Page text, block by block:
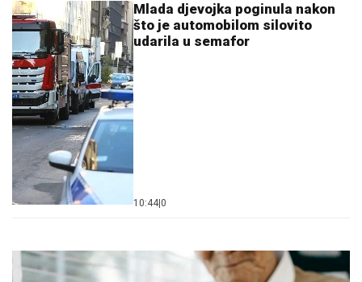
Mlada djevojka poginula nakon
što je automobilom silovito
udarila u semafor
10:44 0